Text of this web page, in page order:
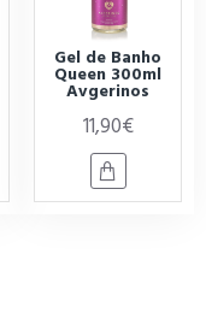
Gel de Banho
Queen 300ml
Avgerinos
11,90€